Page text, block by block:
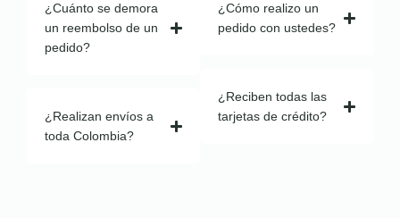
¿Cuánto se demora
un reembolso de un
pedido?
¿Realizan envíos a
toda Colombia?
¿Cómo realizo un
pedido con ustedes?
¿Reciben todas las
tarjetas de crédito?